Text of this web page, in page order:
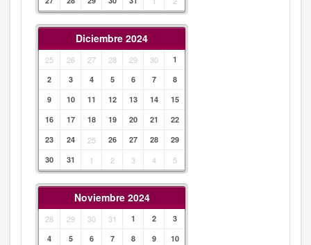
Diciembre 2024
25 26 27 28 29 30
1
2
3 4 5 6 7
8
9
10 11 12 13 14
15
16
17 18 19 20 21
22
23
24 25 26 27 28
29
30
31 1 2 3 4 5
Noviembre 2024
28 29 30 31 1 2
3
4
5 6 7 8 9
10